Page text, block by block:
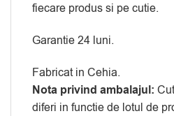
fiecare produs si pe cutie.
Garantie 24 luni.
Fabricat in Cehia.
Nota privind ambalajul:
diferi in functie de lotul de